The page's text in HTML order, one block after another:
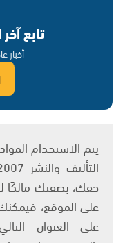
تابع
أخبار
حقك، بصفتك مالكًا
على الموقع، فيمكنك